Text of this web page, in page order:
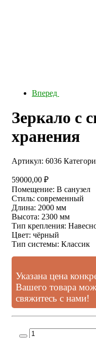
Вперед
Зеркало с
хранения
Артикул: 6036
59000,00 ₽
Помещение: В санузел
Стиль: современный
Длина: 2000 мм
Высота: 2300 мм
Тип крепления:
Цвет: чёрный
Тип системы: Классик
Указана цена
Вашего товара
свяжитесь с нами!